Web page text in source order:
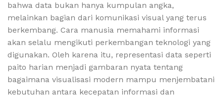
bahwa data bukan hanya kumpulan angka,
melainkan bagian dari komunikasi visual yang terus
berkembang. Cara manusia memahami informasi
akan selalu mengikuti perkembangan teknologi yang
digunakan. Oleh karena itu, representasi data seperti
paito harian menjadi gambaran nyata tentang
bagaimana visualisasi modern mampu menjembatani
kebutuhan antara kecepatan informasi dan